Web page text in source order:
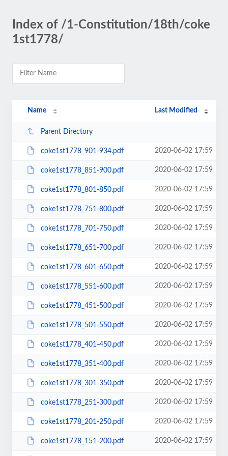
Index of /1-Constitution/18th/coke
1st1778/
Name Last Modified
Parent Directory
coke1st1778_901-934.pdf 2020-06-02 17:59
coke1st1778_851-900.pdf 2020-06-02 17:59
coke1st1778_801-850.pdf 2020-06-02 17:59
coke1st1778_751-800.pdf 2020-06-02 17:59
coke1st1778_701-750.pdf 2020-06-02 17:59
coke1st1778_651-700.pdf 2020-06-02 17:59
coke1st1778_601-650.pdf 2020-06-02 17:59
coke1st1778_551-600.pdf 2020-06-02 17:59
coke1st1778_451-500.pdf 2020-06-02 17:59
coke1st1778_501-550.pdf 2020-06-02 17:59
coke1st1778_401-450.pdf 2020-06-02 17:59
coke1st1778_351-400.pdf 2020-06-02 17:59
coke1st1778_301-350.pdf 2020-06-02 17:59
coke1st1778_251-300.pdf 2020-06-02 17:59
coke1st1778_201-250.pdf 2020-06-02 17:59
coke1st1778_151-200.pdf 2020-06-02 17:59